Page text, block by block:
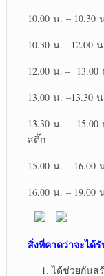
10.00 น. –
10.30 น.
12.00 น. –
13.00 น.
13.30 น. –
สติ๊ก
15.00 น. –
16.00 น. –
สิ่งที่คาดว่าจะได้
ได้ช่วยกันส